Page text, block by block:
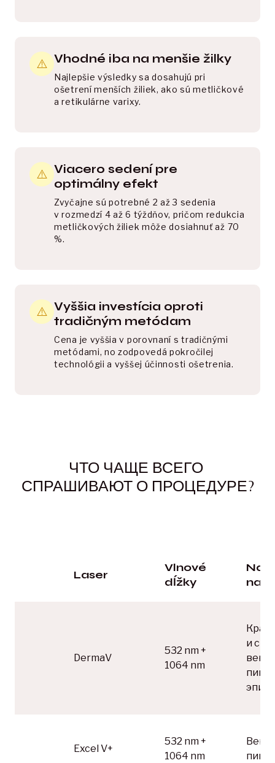
⚠️ Vhodné iba na menšie žilky
Najlepšie výsledky sa dosahujú pri
ošetrení menších žiliek, ako sú metličkové
a retikulárne varixy.
⚠️ Viacero sedení pre
optimálny efekt
Zvyčajne sú potrebné 2 až 3 sedenia
v rozmedzí 4 až 6 týždňov, pričom redukcia
metličkových žiliek môže dosiahnuť až 70
%.
⚠️ Vyššia investícia oproti
tradičným metódam
Cena je vyššia v porovnaní s tradičnými
metódami, no zodpovedá pokročilej
technológii a vyššej účinnosti ošetrenia.
ЧТО ЧАЩЕ ВСЕГО
СПРАШИВАЮТ О ПРОЦЕДУРЕ?
Laser
Vlnové
dĺžky
Na
DermaV
532 nm +
1064 nm
и
вены,
Excel V+
532 nm +
1064 nm
Вены,